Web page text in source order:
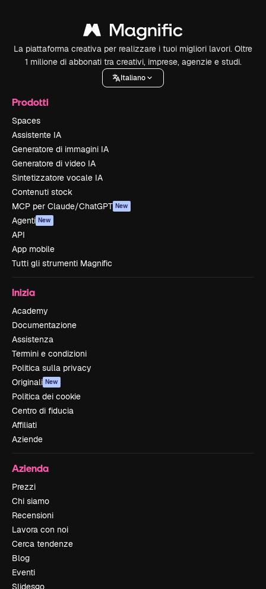
La piattaforma creativa per realizzare i tuoi migliori lavori. Oltre
1 milione di abbonati tra creativi, imprese, agenzie e studi.
Italiano
Prodotti
Spaces
Assistente IA
Generatore di immagini IA
Generatore di video IA
Sintetizzatore vocale IA
Contenuti stock
MCP per Claude/ChatGPT New
Agenti New
API
App mobile
Tutti gli strumenti Magnific
Inizia
Academy
Documentazione
Assistenza
Termini e condizioni
Politica sulla privacy
Originali New
Politica dei cookie
Centro di fiducia
Affiliati
Aziende
Azienda
Prezzi
Chi siamo
Recensioni
Lavora con noi
Cerca tendenze
Blog
Eventi
Slidesgo